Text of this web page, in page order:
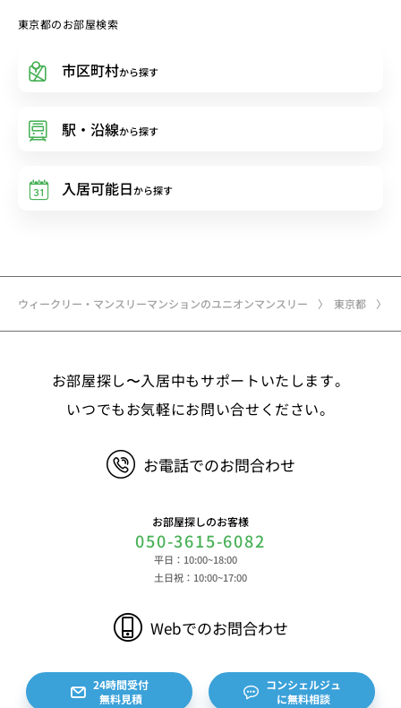
ウィークリー・マンスリーマンションのユニオンマンスリー 東京都
東京都のお部屋検索
市区町村から探す
駅・沿線から探す
入居可能日から探す
お部屋探し〜入居中もサポートいたします。
いつでもお気軽にお問い合せください。
お電話でのお問合わせ
お部屋探しのお客様
050-3615-6082
平日：10:00~18:00
土日祝：10:00~17:00
Webでのお問合わせ
24時間受付
無料見積
コンシェルジュ
に無料相談